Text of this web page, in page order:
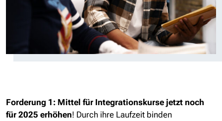
Forderung 1: Mittel für Integrationskurse jetzt noch
für 2025 erhöhen! Durch ihre Laufzeit binden